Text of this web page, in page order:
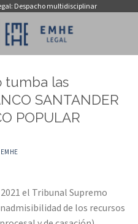
Despacho multidisciplinar
tumba las
SANTANDER
POPULAR
EMHE
el Tribunal Supremo
de los recursos